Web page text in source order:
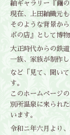
紬ギャラリー『繭
現在、上田紬織元
そのような背景か
ボの店』として博
大正時代からの鉄
一族、家族が制作
など「見て、聞い
す。
このホームページ
別所温泉に来られ
います。
令和ニ年六月より